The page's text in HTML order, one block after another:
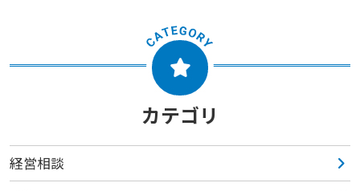
カテゴリ
経営相談